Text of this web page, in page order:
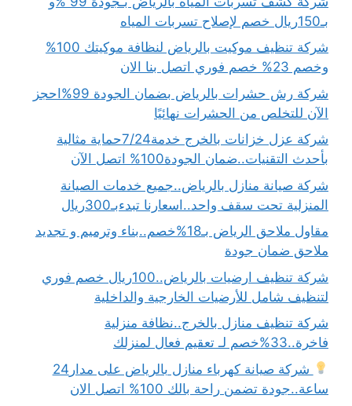
بـ150ريال خصم لإصلاح تسربات المياه
شركة تنظيف موكيت بالرياض لنظافة موكيتك 100%
وخصم 23% خصم فوري اتصل بنا الان
شركة رش حشرات بالرياض بضمان الجودة 99%احجز
الآن للتخلص من الحشرات نهائيًا
شركة عزل خزانات بالخرج خدمة7/24حماية مثالية
بأحدث التقنيات..ضمان الجودة100% اتصل الآن
شركة صيانة منازل بالرياض..جميع خدمات الصيانة
المنزلية تحت سقف واحد..اسعارنا تبدءبـ300ريال
مقاول ملاحق الرياض بـ18%خصم..بناء وترميم و تجديد
ملاحق ضمان جودة
شركة تنظيف ارضيات بالرياض..100ريال خصم فوري
لتنظيف شامل للأرضيات الخارجية والداخلية
شركة تنظيف منازل بالخرج..نظافة منزلية
فاخرة..33%خصم لـ تعقيم فعال لمنزلك
شركة صيانة كهرباء منازل بالرياض على مدار24
ساعة..جودة تضمن راحة بالك 100% اتصل الان